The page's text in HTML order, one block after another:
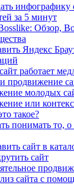
за 5 минут
Обзор,
Яндекс
работает
продвижение
молодых
или
такое?
понимать то,
сайт в
сайт
сайта с